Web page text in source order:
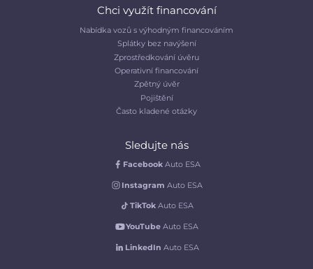
Chci využít financování
Nabídka vozů s výhodným financováním
Splátky bez navýšení
Zprostředkování úvěru
Operativní financování
Zpětný úvěr
Pojištění
Často kladené otázky
Sledujte nás
Facebook Auto ESA
Instagram Auto ESA
TikTok Auto ESA
YouTubeAuto ESA
LinkedIn Auto ESA